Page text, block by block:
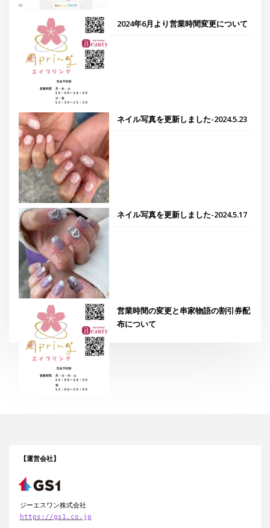
2024年6月より営業時間変更について
ネイル写真を更新しました-2024.5.23
ネイル写真を更新しました-2024.5.17
営業時間の変更と串家物語の割引券配
布について
【運営会社】
ジーエスワン株式会社
https://gs1.co.jp